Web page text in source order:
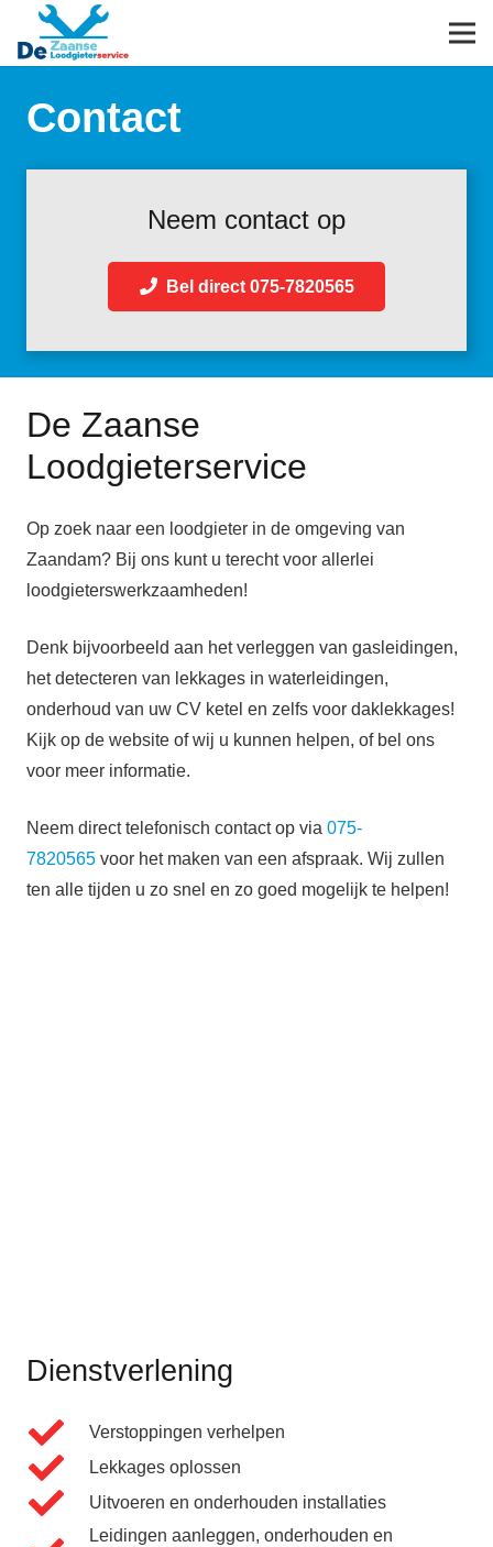
Contact
Neem contact op
Bel direct 075-7820565
De Zaanse
Loodgieterservice
Op zoek naar een loodgieter in de omgeving van
Zaandam? Bij ons kunt u terecht voor allerlei
loodgieterswerkzaamheden!
Denk bijvoorbeeld aan het verleggen van gasleidingen,
het detecteren van lekkages in waterleidingen,
onderhoud van uw CV ketel en zelfs voor daklekkages!
Kijk op de website of wij u kunnen helpen, of bel ons
voor meer informatie.
Neem direct telefonisch contact op via 075-
7820565 voor het maken van een afspraak. Wij zullen
ten alle tijden u zo snel en zo goed mogelijk te helpen!
Dienstverlening
Verstoppingen verhelpen
Lekkages oplossen
Uitvoeren en onderhouden installaties
Leidingen aanleggen, onderhouden en